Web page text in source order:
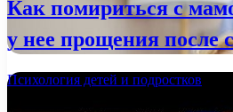
Как помириться с
у нее прощения после
Психология детей и подростков